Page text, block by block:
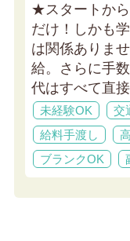
★スタートか
だけ！しかも
は関係ありま
給。さらに手
代はすべて直
未経験OK 交
給料手渡し
ブランクOK